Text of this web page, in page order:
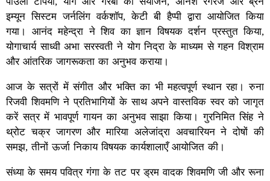
इम्यून सिस्टम जर्नलिंग वर्कशॉप, केटी बी हैप्पी द्वारा आयोजित किया
गया। आनंद महेन्द्रा ने शिव का ज्ञान विषयक दर्शन प्रस्तुत किया,
योगाचार्य साध्वी अभा सरस्वती ने योग निद्रा के माध्यम से गहन विश्राम
और आंतरिक जागरूकता का अनुभव कराया।
आज के सत्रों में संगीत और भक्ति का भी महत्वपूर्ण स्थान रहा। रुना
रिजवी शिवमणि ने प्रतिभागियों के साथ अपने वास्तविक स्वर को जागृत
करें सत्र में भावपूर्ण गायन का अनुभव साझा किया। गुरनिमित सिंह ने
थ्रोट चक्र जागरण और मारिया अलेजांद्रा अवचारियन ने दोषों की
समझ, तीनों ऊर्जा निकाय विषयक कार्यशालाएँ आयोजित की।
संध्या के समय पवित्र गंगा के तट पर ड्रम वादक शिवमणि जी और रूना